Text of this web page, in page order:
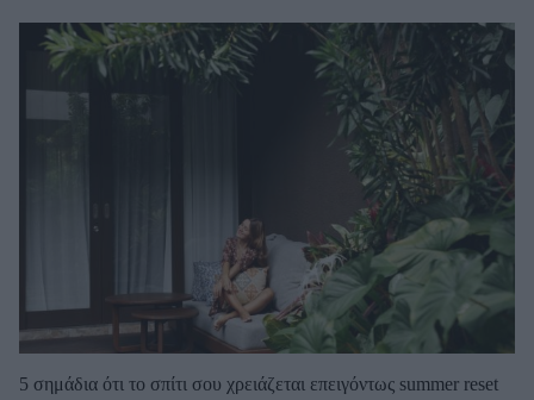
5 σημάδια ότι το σπίτι σου χρειάζεται επειγόντως summer reset